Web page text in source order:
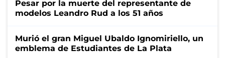
Pesar por la muerte del representante de
modelos Leandro Rud a los 51 años
Murió el gran Miguel Ubaldo Ignomiriello, un
emblema de Estudiantes de La Plata